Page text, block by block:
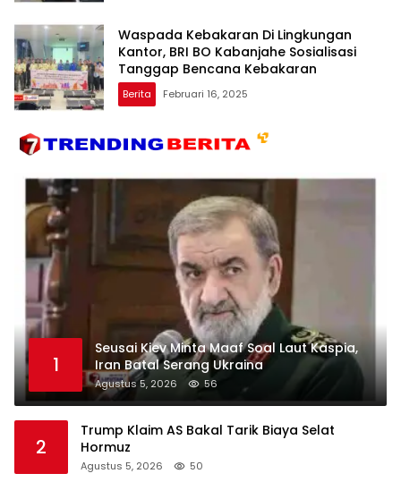
Waspada Kebakaran Di Lingkungan
Kantor, BRI BO Kabanjahe Sosialisasi
Tanggap Bencana Kebakaran
Berita Februari 16, 2025
1
Seusai Kiev Minta Maaf Soal Laut Kaspia,
Iran Batal Serang Ukraina
Agustus 5, 2026 56
2
Trump Klaim AS Bakal Tarik Biaya Selat
Hormuz
Agustus 5, 2026 50